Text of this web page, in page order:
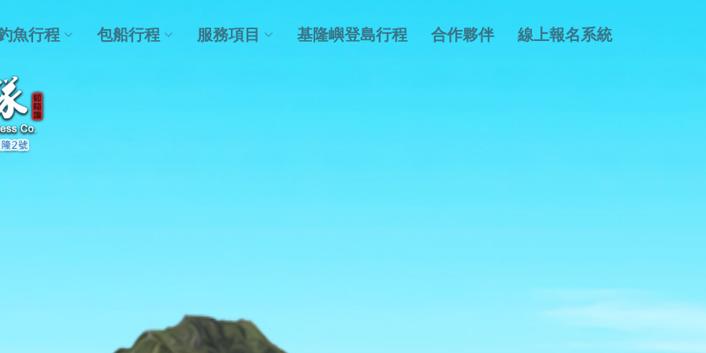
魚行程 包船行程 服務項目 基隆嶼登島行程 合作夥伴 線上報名系統